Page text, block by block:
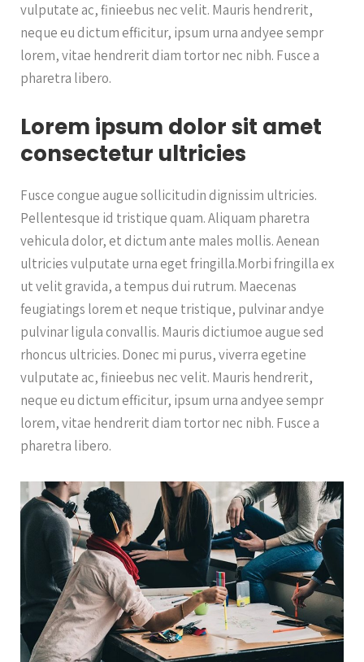
vulputate ac, finieebus nec velit. Mauris hendrerit,
neque eu dictum efficitur, ipsum urna andyee sempr
lorem, vitae hendrerit diam tortor nec nibh. Fusce a
pharetra libero.
Lorem ipsum dolor sit amet
consectetur ultricies
Fusce congue augue sollicitudin dignissim ultricies.
Pellentesque id tristique quam. Aliquam pharetra
vehicula dolor, et dictum ante males mollis. Aenean
ultricies vulputate urna eget fringilla.Morbi fringilla ex
ut velit gravida, a tempus dui rutrum. Maecenas
feugiatings lorem et neque tristique, pulvinar andye
pulvinar ligula convallis. Mauris dictiumoe augue sed
rhoncus ultricies. Donec mi purus, viverra egetine
vulputate ac, finieebus nec velit. Mauris hendrerit,
neque eu dictum efficitur, ipsum urna andyee sempr
lorem, vitae hendrerit diam tortor nec nibh. Fusce a
pharetra libero.